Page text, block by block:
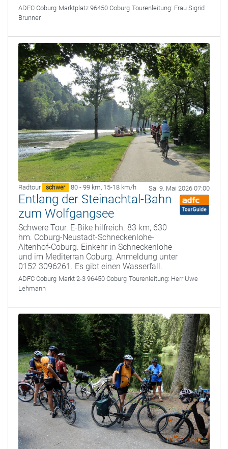
ADFC Coburg Marktplatz 96450 Coburg Tourenleitung: Frau Sigrid
Brunner
Radtour schwer 80 - 99 km, 15-18 km/h Sa. 9. Mai 2026 07:00
Entlang der Steinachtal-Bahn
zum Wolfgangsee
Schwere Tour. E-Bike hilfreich. 83 km, 630
hm. Coburg-Neustadt-Schneckenlohe-
Altenhof-Coburg. Einkehr in Schneckenlohe
und im Mediterran Coburg. Anmeldung unter
0152 3096261. Es gibt einen Wasserfall.
ADFC Coburg Markt 2-3 96450 Coburg Tourenleitung: Herr Uwe
Lehmann